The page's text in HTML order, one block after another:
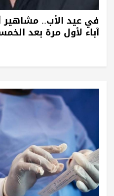
في عيد الأب.. مشاهير
آباء لأول مرة بعد